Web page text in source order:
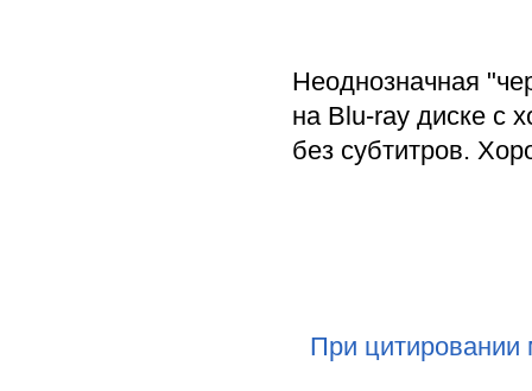
Неоднозначная
на Blu-ray диске с
без субтитров.
При цитировании